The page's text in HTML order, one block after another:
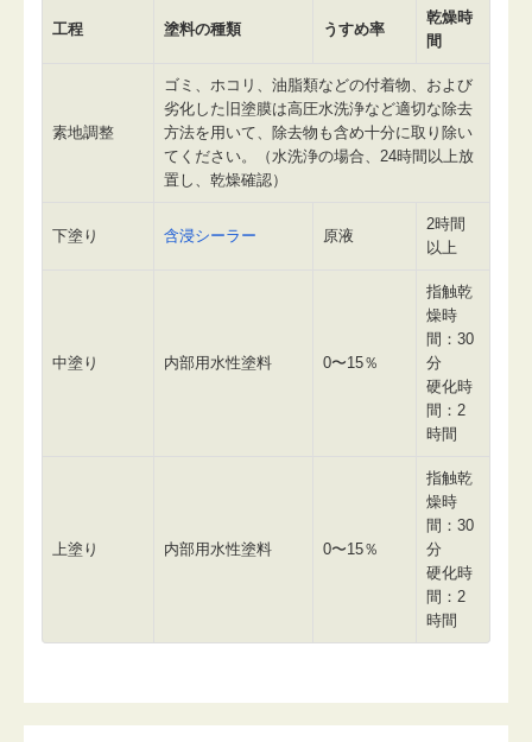
工程 塗料の種類 うすめ率
乾燥時
間
素地調整
ゴミ、ホコリ、油脂類などの付着物、および
劣化した旧塗膜は高圧水洗浄など適切な除去
方法を用いて、除去物も含め十分に取り除い
てください。（水洗浄の場合、24時間以上放
置し、乾燥確認）
下塗り 含浸シーラー 原液
2時間
以上
中塗り 内部用水性塗料 0〜15％
指触乾
燥時
間：30
分
硬化時
間：2
時間
上塗り 内部用水性塗料 0〜15％
指触乾
燥時
間：30
分
硬化時
間：2
時間